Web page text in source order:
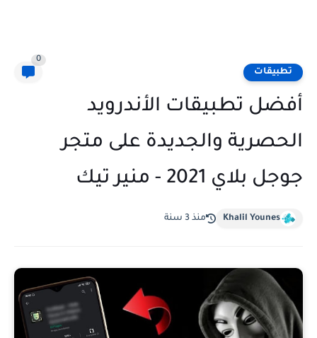
تطبيقات
0
أفضل تطبيقات الأندرويد
الحصرية والجديدة على متجر
جوجل بلاي 2021 - منير تيك
Khalil Younes منذ 3 سنة